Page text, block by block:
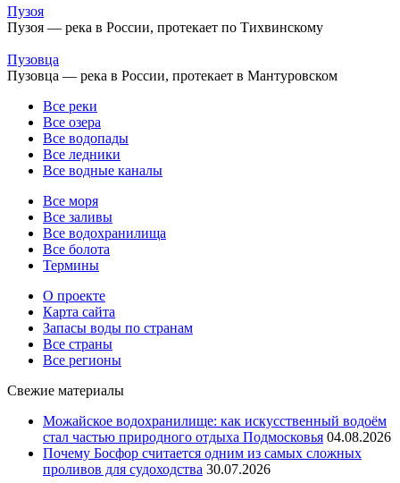
Пузоя
Пузоя — река в России, протекает по Тихвинскому
Пузовца
Пузовца — река в России, протекает в Мантуровском
Все реки
Все озера
Все водопады
Все ледники
Все водные каналы
Все моря
Все заливы
Все водохранилища
Все болота
Термины
О проекте
Карта сайта
Запасы воды по странам
Все страны
Все регионы
Свежие материалы
Можайское водохранилище: как искусственный водоём
стал частью природного отдыха Подмосковья 04.08.2026
Почему Босфор считается одним из самых сложных
проливов для судоходства 30.07.2026